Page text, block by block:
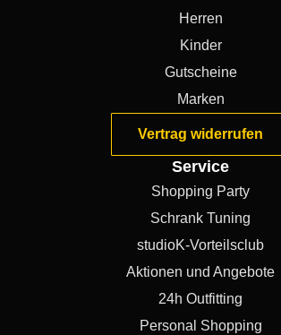
Herren
Kinder
Gutscheine
Marken
Vertrag widerrufen
Service
Shopping Party
Schrank Tuning
studioK-Vorteilsclub
Aktionen und Angebote
24h Outfitting
Personal Shopping